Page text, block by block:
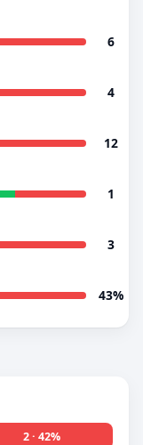
6
4
12
1
3
43%
2 · 42%